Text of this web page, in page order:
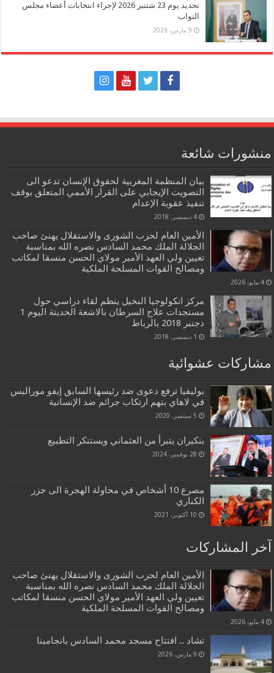
تحديد يوم 23 شتنبر 2026 لإجراء انتخابات أعضاء مجلس
النواب
9 مارس، 2026
منشورات شائعة
بيان المنظمة المغربية لحقوق الإنسان تدعو الى
التصويت الإيجابي على القرار الأممي المتعلق بوقف
تنفيذ عقوبة الإعدام
4 ديسمبر، 2018
الأمين العام لحزب الشورى والاستقلال يهنئ صاحب
الجلالة الملك محمد السادس نصره الله بمناسبة
تعيين ولي العهد الأمير مولاي الحسن منسقا لمكاتب
ومصالح القوات المسلحة الملكية
4 مايو، 2026
مركز انكولوجيا النخيل ينظم لقاء دراسي حول
مستجدات علاج السرطان بالاشعة الحديتة اليوم 1
دجنبر 2018 بالرباط
1 ديسمبر، 2018
مشاركات عشوائية
بوليفيا ترفع دعوى ضد رئيسها السابق إيفو موراليس
في لاهاي بتهم ارتكاب جرائم ضد الإنسانية
5 سبتمبر، 2020
بنكيران يتبرأ من العثماني ويستنكر التطبيع
28 نوفمبر، 2024
مصرع 10 أشخاص في محاولة الهجرة الى جزر
الكناري
10 أكتوبر، 2021
آخر المشاركات
الأمين العام لحزب الشورى والاستقلال يهنئ صاحب
الجلالة الملك محمد السادس نصره الله بمناسبة
تعيين ولي العهد الأمير مولاي الحسن منسقا لمكاتب
ومصالح القوات المسلحة الملكية
4 مايو، 2026
تشاد .. افتتاح مسجد محمد السادس بانجامينا
9 مارس، 2026